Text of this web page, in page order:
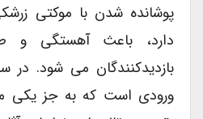
پوشانده شدن با موکتی
دارد، باعث آهستگی و
بازدیدکنندگان می شود. در
ورودی است که به جز یکی